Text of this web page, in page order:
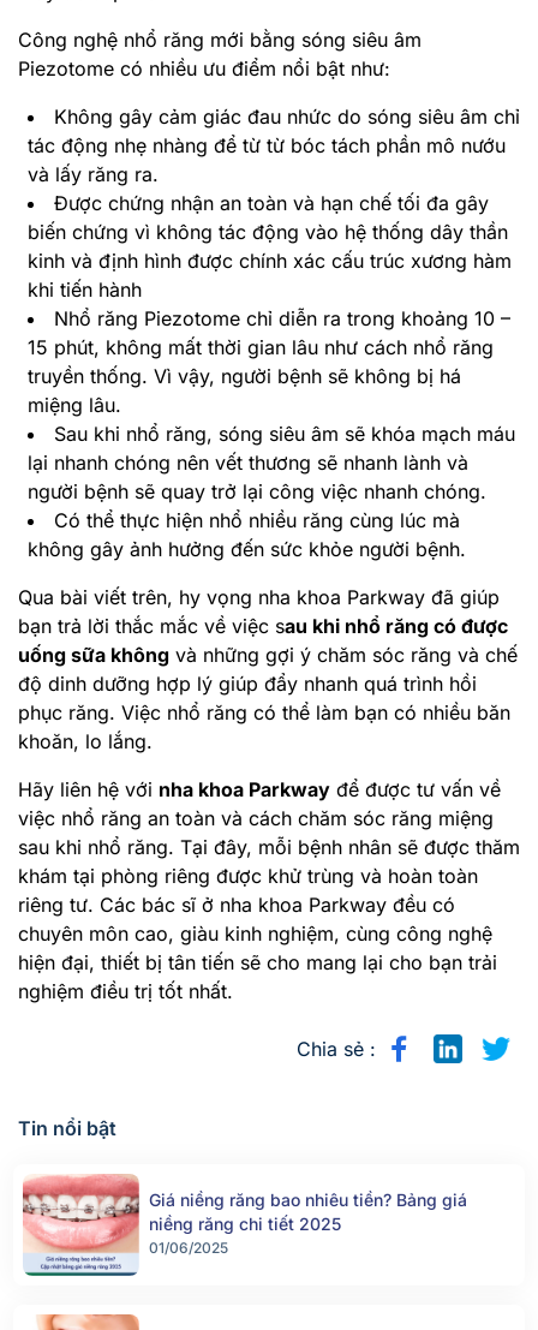
Công nghệ nhổ răng mới bằng sóng siêu âm
Piezotome có nhiều ưu điểm nổi bật như:
Không gây cảm giác đau nhức do sóng siêu âm chỉ
tác động nhẹ nhàng để từ từ bóc tách phần mô nướu
và lấy răng ra.
Được chứng nhận an toàn và hạn chế tối đa gây
biến chứng vì không tác động vào hệ thống dây thần
kinh và định hình được chính xác cấu trúc xương hàm
khi tiến hành
Nhổ răng Piezotome chỉ diễn ra trong khoảng 10 –
15 phút, không mất thời gian lâu như cách nhổ răng
truyền thống. Vì vậy, người bệnh sẽ không bị há
miệng lâu.
Sau khi nhổ răng, sóng siêu âm sẽ khóa mạch máu
lại nhanh chóng nên vết thương sẽ nhanh lành và
người bệnh sẽ quay trở lại công việc nhanh chóng.
Có thể thực hiện nhổ nhiều răng cùng lúc mà
không gây ảnh hưởng đến sức khỏe người bệnh.
Qua bài viết trên, hy vọng nha khoa Parkway đã giúp
bạn trả lời thắc mắc về việc sau khi nhổ răng có được
uống sữa không và những gợi ý chăm sóc răng và chế
độ dinh dưỡng hợp lý giúp đẩy nhanh quá trình hồi
phục răng. Việc nhổ răng có thể làm bạn có nhiều băn
khoăn, lo lắng.
Hãy liên hệ với nha khoa Parkway để được tư vấn về
việc nhổ răng an toàn và cách chăm sóc răng miệng
sau khi nhổ răng. Tại đây, mỗi bệnh nhân sẽ được thăm
khám tại phòng riêng được khử trùng và hoàn toàn
riêng tư. Các bác sĩ ở nha khoa Parkway đều có
chuyên môn cao, giàu kinh nghiệm, cùng công nghệ
hiện đại, thiết bị tân tiến sẽ cho mang lại cho bạn trải
nghiệm điều trị tốt nhất.
Chia sẻ :
Tin nổi bật
Giá niềng răng bao nhiêu tiền? Bảng giá
niềng răng chi tiết 2025
01/06/2025